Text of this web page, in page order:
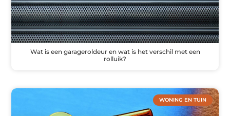
Wat is een garageroldeur en wat is het verschil met een
rolluik?
WONING EN TUIN